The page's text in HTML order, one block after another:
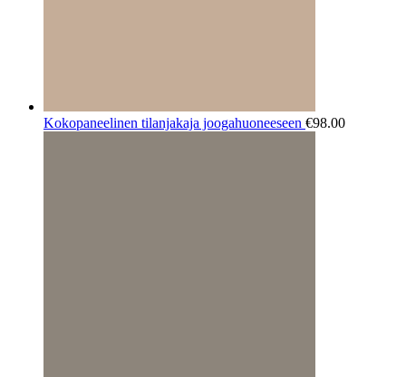
Kokopaneelinen tilanjakaja joogahuoneeseen €98.00